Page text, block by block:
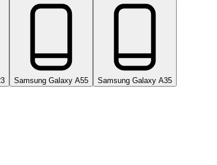
Samsung Galaxy A55 Samsung Galaxy A35